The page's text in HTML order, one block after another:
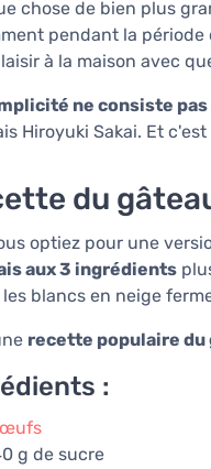
chose de bien plus
pendant la période
à la maison avec
ne consiste
Hiroyuki Sakai. Et
du
optiez pour une
aux 3 ingrédients
blancs en neige
recette populaire du
:
œufs
g de sucre